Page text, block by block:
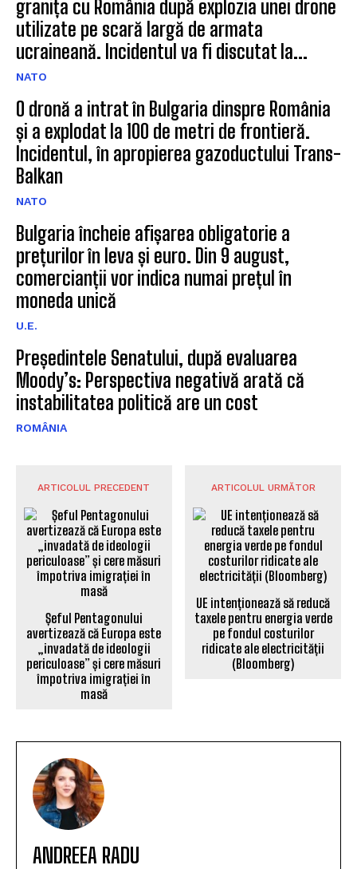
granița cu România după explozia unei drone
utilizate pe scară largă de armata
ucraineană. Incidentul va fi discutat la...
NATO
O dronă a intrat în Bulgaria dinspre România
și a explodat la 100 de metri de frontieră.
Incidentul, în apropierea gazoductului Trans-
Balkan
NATO
Bulgaria încheie afișarea obligatorie a
prețurilor în leva și euro. Din 9 august,
comercianții vor indica numai prețul în
moneda unică
U.E.
Președintele Senatului, după evaluarea
Moody’s: Perspectiva negativă arată că
instabilitatea politică are un cost
ROMÂNIA
ARTICOLUL PRECEDENT
Șeful Pentagonului
avertizează că Europa este
„invadată de ideologii
periculoase” și cere măsuri
împotriva imigrației în
masă
ARTICOLUL URMĂTOR
UE intenționează să reducă
taxele pentru energia verde
pe fondul costurilor
ridicate ale electricității
(Bloomberg)
ANDREEA RADU